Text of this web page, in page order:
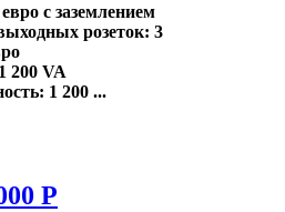
с заземлением
розеток: 3
200 VA
: 1 200 ...
P